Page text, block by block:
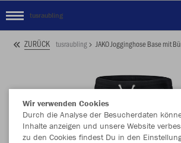
tusraubling
ZURÜCK tusraubling JAKO Jogginghose Base mit
Wir verwenden Cookies
Durch die Analyse der Besucherdaten
Inhalte anzeigen und unsere Website
zu den Cookies findest Du in den